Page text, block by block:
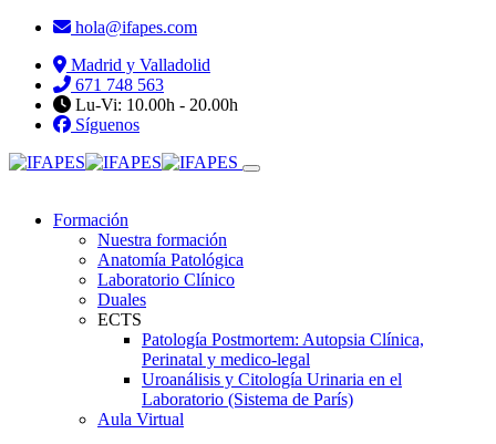
hola@ifapes.com
Madrid y Valladolid
671 748 563
Lu-Vi: 10.00h - 20.00h
Síguenos
Formación
Nuestra formación
Anatomía Patológica
Laboratorio Clínico
Duales
ECTS
Patología Postmortem: Autopsia Clínica,
Perinatal y medico-legal
Uroanálisis y Citología Urinaria en el
Laboratorio (Sistema de París)
Aula Virtual